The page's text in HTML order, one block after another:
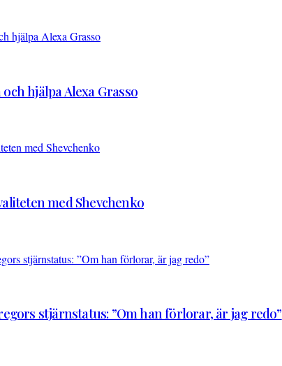
hjälpa Alexa Grasso
med Shevchenko
stjärnstatus: ”Om han förlorar, är jag redo”